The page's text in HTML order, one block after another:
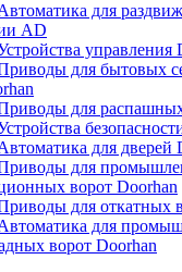
для
AD
управления
для бытовых
для
для дверей
для
ворот Doorhan
для откатных
для
ворот Doorhan